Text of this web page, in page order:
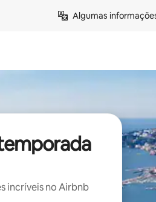
Algumas
incríveis no Airbnb